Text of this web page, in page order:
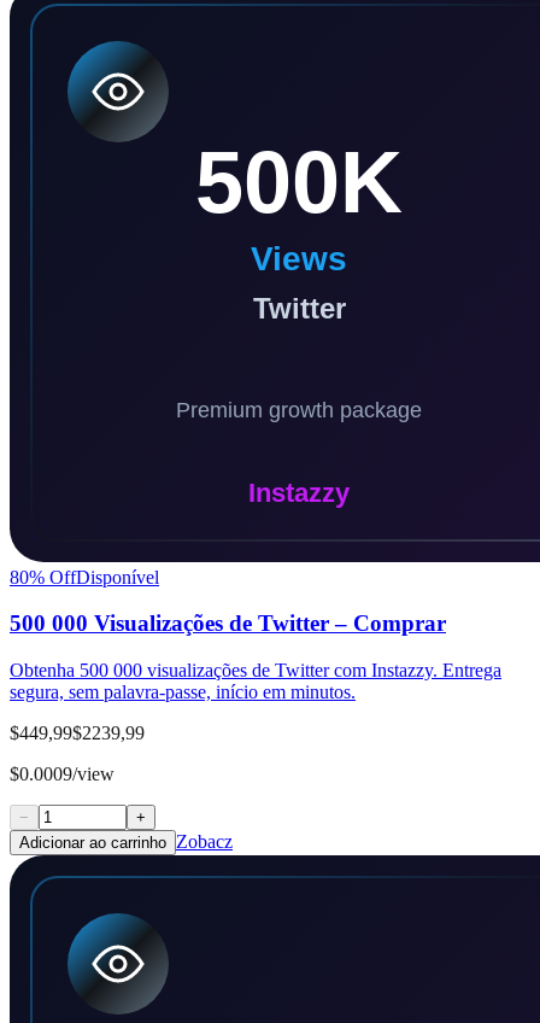
80% OffDisponível
500 000 Visualizações de Twitter – Comprar
Obtenha 500 000 visualizações de Twitter com Instazzy. Entrega
segura, sem palavra-passe, início em minutos.
$449,99$2239,99
$0.0009/view
−
+
Adicionar ao carrinho Zobacz